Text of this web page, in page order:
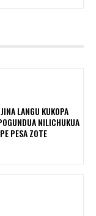
LANGU KUKOPA
NILICHUKUA
PESA ZOTE